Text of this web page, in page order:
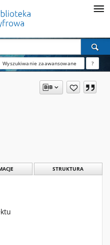
Wyszukiwanie zaawansowane ?
STRUKTURA